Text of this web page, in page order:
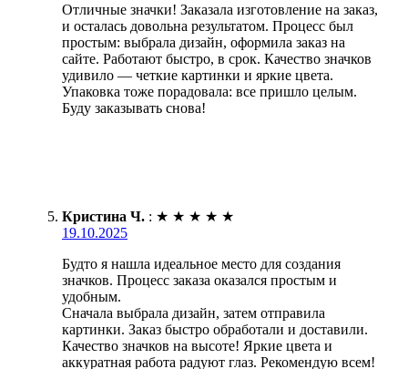
Отличные значки! Заказала изготовление на заказ,
и осталась довольна результатом. Процесс был
простым: выбрала дизайн, оформила заказ на
сайте. Работают быстро, в срок. Качество значков
удивило — четкие картинки и яркие цвета.
Упаковка тоже порадовала: все пришло целым.
Буду заказывать снова!
Кристина Ч. : ★ ★ ★ ★ ★
19.10.2025
Будто я нашла идеальное место для создания
значков. Процесс заказа оказался простым и
удобным.
Сначала выбрала дизайн, затем отправила
картинки. Заказ быстро обработали и доставили.
Качество значков на высоте! Яркие цвета и
аккуратная работа радуют глаз. Рекомендую всем!